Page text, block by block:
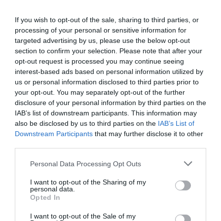
If you wish to opt-out of the sale, sharing to third parties, or
processing of your personal or sensitive information for
targeted advertising by us, please use the below opt-out
section to confirm your selection. Please note that after your
opt-out request is processed you may continue seeing
interest-based ads based on personal information utilized by
us or personal information disclosed to third parties prior to
your opt-out. You may separately opt-out of the further
disclosure of your personal information by third parties on the
IAB’s list of downstream participants. This information may
also be disclosed by us to third parties on the IAB’s List of
Downstream Participants that may further disclose it to other
Please note that this website/app uses one or more Google
not limited to your visit or usage behaviour. You may click to
grant or deny consent to Google and its third-party tags to
use your data for below specified purposes in below Google
consent section.
Personal Data Processing Opt Outs
I want to opt-out of the Sharing of my
personal data.
Opted In
I want to opt-out of the Sale of my
13.05.2021
ΕΠΙΧΕΙΡΗΣΕΙΣ
FOUND.ATION: Μοίρασε €120.000
μέσω του EIT Digital Venture
Program σε 8 startups